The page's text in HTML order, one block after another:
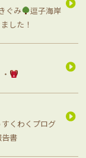
ぐみ
逗子海岸
した！
すくわくプログ
告書